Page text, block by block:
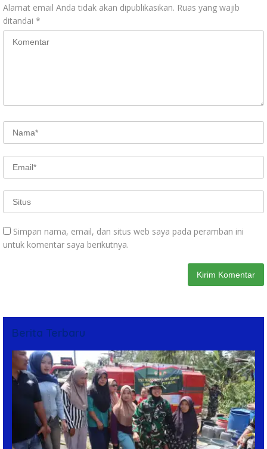
Alamat email Anda tidak akan dipublikasikan. Ruas yang wajib
ditandai *
Simpan nama, email, dan situs web saya pada peramban ini
untuk komentar saya berikutnya.
Berita Terbaru